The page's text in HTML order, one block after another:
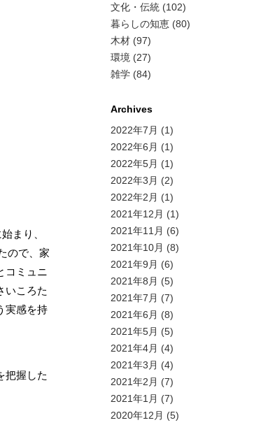
まり、
ので、家
コミュニ
いころた
実感を持
把握した
文化・伝統 (102)
暮らしの知恵 (80)
木材 (97)
環境 (27)
雑学 (84)
Archives
2022年7月 (1)
2022年6月 (1)
2022年5月 (1)
2022年3月 (2)
2022年2月 (1)
2021年12月 (1)
2021年11月 (6)
2021年10月 (8)
2021年9月 (6)
2021年8月 (5)
2021年7月 (7)
2021年6月 (8)
2021年5月 (5)
2021年4月 (4)
2021年3月 (4)
2021年2月 (7)
2021年1月 (7)
2020年12月 (5)